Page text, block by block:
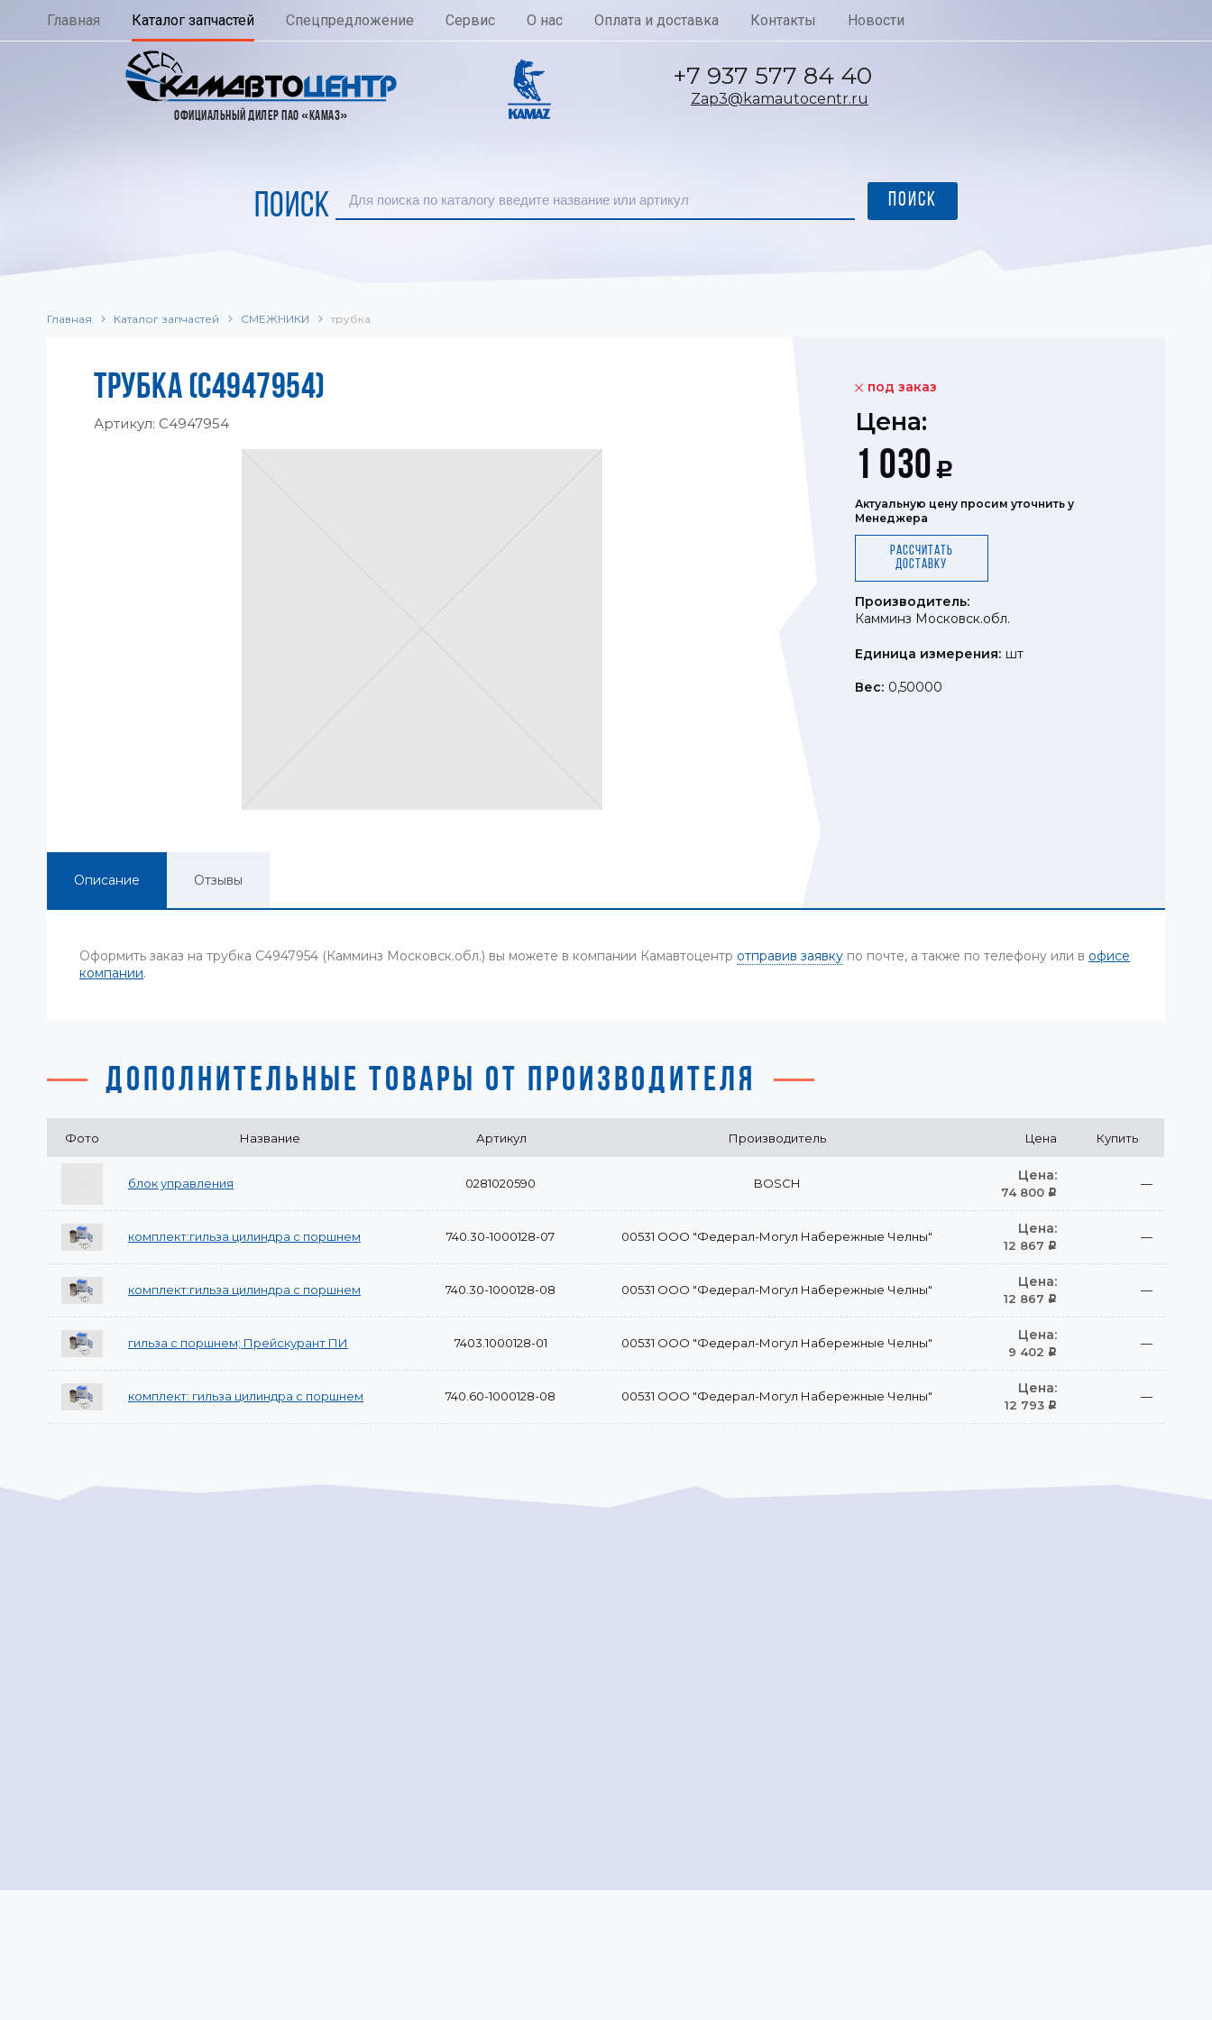
Главная Каталог запчастей Спецпредложение Сервис О нас Оплата и доставка Контакты Новости
ОФИЦИАЛЬНЫЙ ДИЛЕР ПАО «КАМАЗ»
Zap3@kamautocentr.ru
+7 937 577 84 40
ПОИСК
Главная Каталог запчастей СМЕЖНИКИ трубка
ТРУБКА (C4947954)
Артикул: C4947954
под заказ
Цена:
1 030 Р
Актуальную цену просим уточнить у
Менеджера
Рассчитать
доставку
Производитель:
Камминз Московск.обл.
Единица измерения: шт
Вес: 0,50000
Описание Отзывы
Оформить заказ на трубка C4947954 (Камминз Московск.обл.) вы можете в компании Камавтоцентр отправив заявку по почте, а также по телефону или в офисе
компании.
ДОПОЛНИТЕЛЬНЫЕ ТОВАРЫ ОТ ПРОИЗВОДИТЕЛЯ
Фото Название Артикул Производитель Цена Купить
блок управления 0281020590 BOSCH Цена:
74 800 Р
—
комплект:гильза цилиндра с поршнем 740.30-1000128-07 00531 ООО "Федерал-Могул Набережные Челны" Цена:
12 867 Р
—
комплект:гильза цилиндра с поршнем 740.30-1000128-08 00531 ООО "Федерал-Могул Набережные Челны" Цена:
12 867 Р
—
гильза с поршнем; Прейскурант ПИ 7403.1000128-01 00531 ООО "Федерал-Могул Набережные Челны" Цена:
9 402 Р
—
комплект: гильза цилиндра с поршнем 740.60-1000128-08 00531 ООО "Федерал-Могул Набережные Челны" Цена:
12 793 Р
—